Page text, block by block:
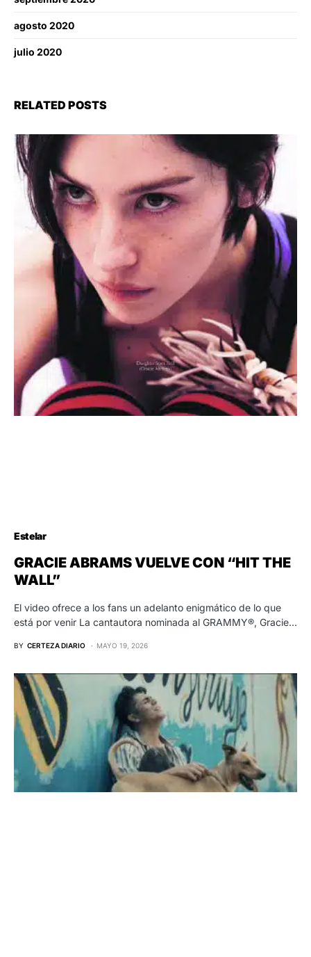
agosto 2020
julio 2020
RELATED POSTS
Estelar
GRACIE ABRAMS VUELVE CON “HIT THE
WALL”
El video ofrece a los fans un adelanto enigmático de lo que
está por venir La cantautora nominada al GRAMMY®, Gracie…
BY CERTEZA DIARIO MAYO 19, 2026